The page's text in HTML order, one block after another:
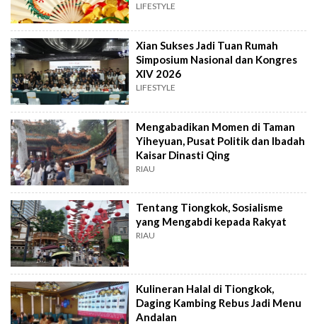
LIFESTYLE
Xian Sukses Jadi Tuan Rumah
Simposium Nasional dan Kongres
XIV 2026
LIFESTYLE
Mengabadikan Momen di Taman
Yiheyuan, Pusat Politik dan Ibadah
Kaisar Dinasti Qing
RIAU
Tentang Tiongkok, Sosialisme
yang Mengabdi kepada Rakyat
RIAU
Kulineran Halal di Tiongkok,
Daging Kambing Rebus Jadi Menu
Andalan